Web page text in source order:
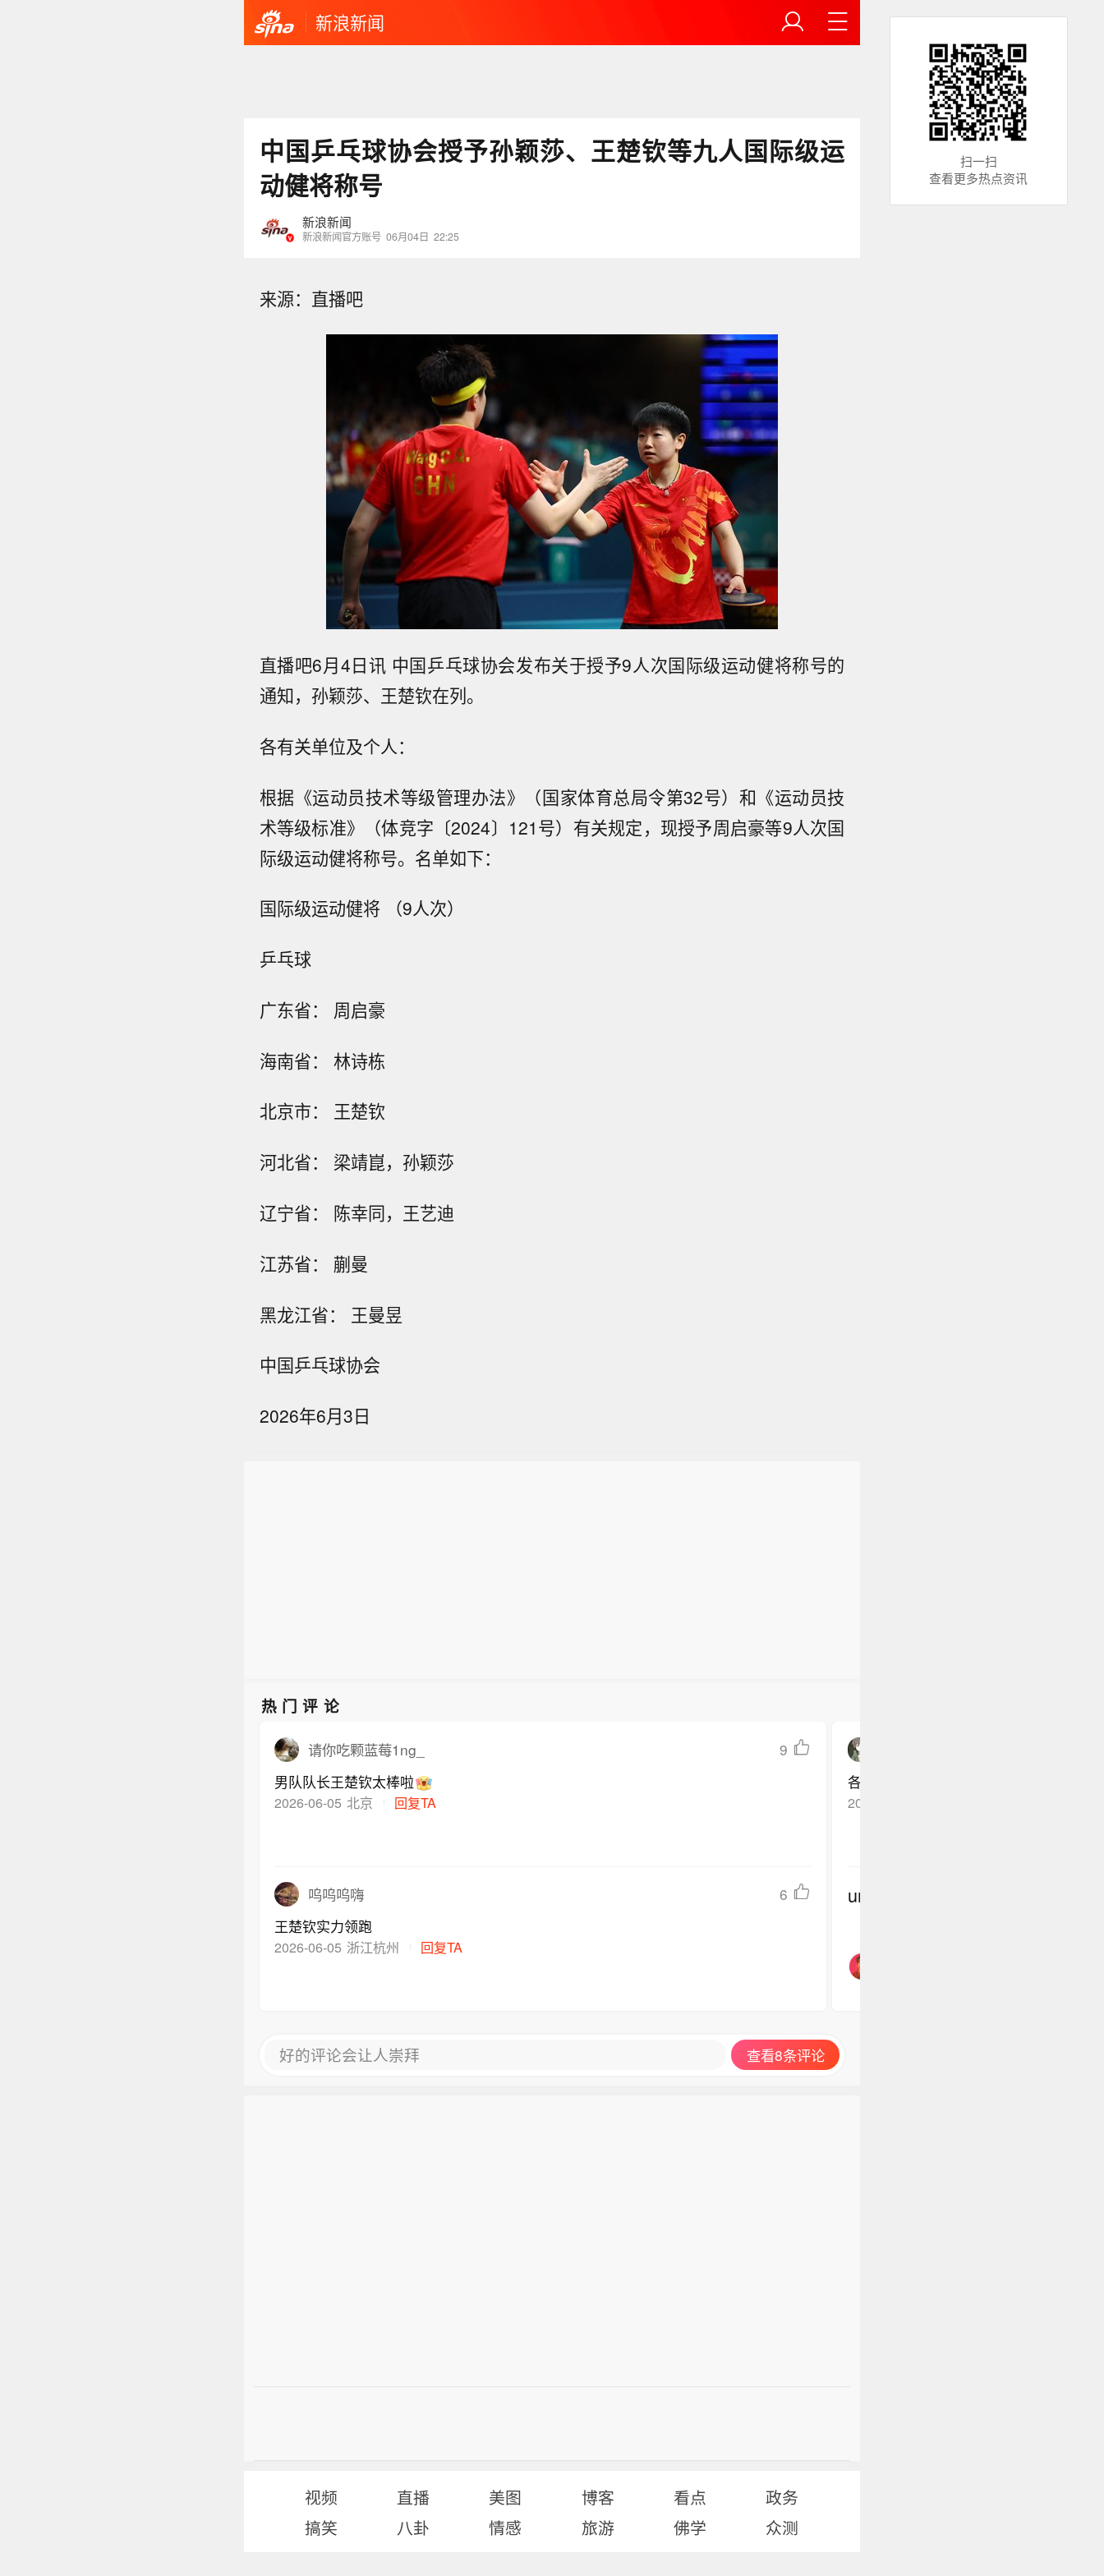
新浪新闻
中国乒乓球协会授予孙颖莎、王楚钦等九人国际级运
动健将称号
新浪新闻
新浪新闻官方账号 06月04日 22:25
来源：直播吧
直播吧6月4日讯 中国乒乓球协会发布关于授予9人次国际级运动健将称号的
通知，孙颖莎、王楚钦在列。
各有关单位及个人：
根据《运动员技术等级管理办法》（国家体育总局令第32号）和《运动员技
术等级标准》（体竞字〔2024〕121号）有关规定，现授予周启豪等9人次国
际级运动健将称号。名单如下：
国际级运动健将 （9人次）
乒乓球
广东省： 周启豪
海南省： 林诗栋
北京市： 王楚钦
河北省： 梁靖崑，孙颖莎
辽宁省： 陈幸同，王艺迪
江苏省： 蒯曼
黑龙江省： 王曼昱
中国乒乓球协会
2026年6月3日
热门评论
请你吃颗蓝莓1ng_
9
男队队长王楚钦太棒啦
2026-06-05 北京 回复TA
呜呜呜嗨
6
王楚钦实力领跑
2026-06-05 浙江杭州 回复TA
各位继续加油
2026-06-05
undefined
好的评论会让人崇拜 查看8条评论
视频 直播 美图 博客 看点
政务
搞笑
八卦 情感 旅游 佛学 众测
扫一扫
查看更多热点资讯